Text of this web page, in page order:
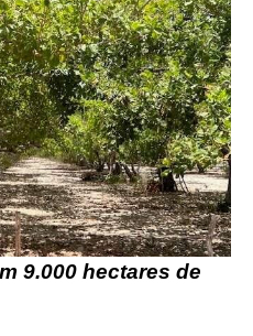
9.000 hectares de